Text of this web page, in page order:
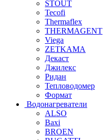
STOUT
Tecofi
Thermaflex
THERMAGENT
Viega
ZETKAMA
Декаст
Джилекс
Ридан
Тепловодомер
Формат
Водонагреватели
ALSO
Baxi
BROEN